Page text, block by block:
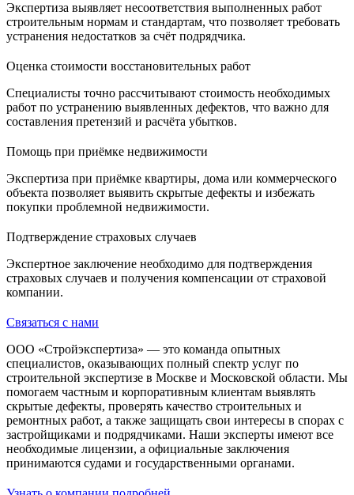
Экспертиза выявляет несоответствия выполненных работ
строительным нормам и стандартам, что позволяет требовать
устранения недостатков за счёт подрядчика.
Оценка стоимости восстановительных работ
Специалисты точно рассчитывают стоимость необходимых
работ по устранению выявленных дефектов, что важно для
составления претензий и расчёта убытков.
Помощь при приёмке недвижимости
Экспертиза при приёмке квартиры, дома или коммерческого
объекта позволяет выявить скрытые дефекты и избежать
покупки проблемной недвижимости.
Подтверждение страховых случаев
Экспертное заключение необходимо для подтверждения
страховых случаев и получения компенсации от страховой
компании.
Связаться с нами
ООО «Стройэкспертиза» — это команда опытных
специалистов, оказывающих полный спектр услуг по
строительной экспертизе в Москве и Московской области. Мы
помогаем частным и корпоративным клиентам выявлять
скрытые дефекты, проверять качество строительных и
ремонтных работ, а также защищать свои интересы в спорах с
застройщиками и подрядчиками. Наши эксперты имеют все
необходимые лицензии, а официальные заключения
принимаются судами и государственными органами.